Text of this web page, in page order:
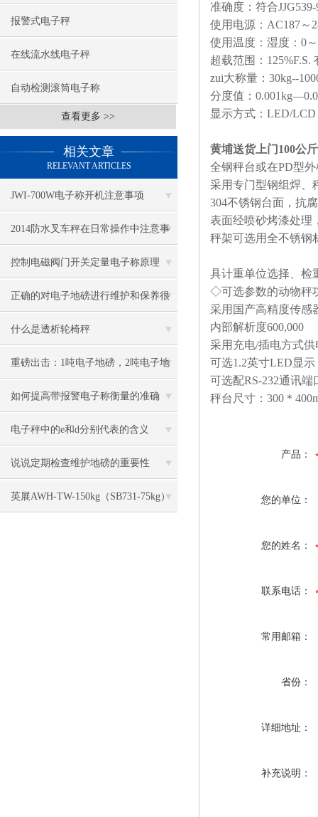
报警式电子秤
在线流水线电子秤
自动检测滚筒电子称
查看更多 >>
相关文章
RELEVANT ARTICLES
JWI-700W电子称开机注意事项
2014防水叉车秤在日常操作中注意事
项
控制电磁阀门开关定量电子称原理
正确的对电子地磅进行维护和保养很
有必要
什么是透析轮椅秤
重磅出击：1吨电子地磅，2吨电子地
磅秤，3吨地磅低价狂甩
如何提高带报警电子称衡量的准确
度？
电子秤中的e和d分别代表的含义
说说定期检查维护地磅的重要性
英展AWH-TW-150kg（SB731-75kg）
准确度：符合
使用电源： AC187～
使用温度：湿度： 0～
超载范围： 125%F.S.
zui大称量： 30kg--
分度值： 0.001kg—
显示方式： LED/LCD
黄埔送货上门100公
全钢秤台或在PD型
采用专门型钢组焊、
304不锈钢台面，抗
表面经喷砂烤漆处理
秤架可选用全不锈钢
具计重单位选择、检
◇可选参数的动物秤
采用国产高精度传感
内部解析度600,000
采用充电/插电方式
可选1.2英寸LED显示
可选配RS-232通讯端
秤台尺寸： 300 ＊
产品：
您的单位：
您的姓名：
联系电话：
常用邮箱：
省份：
详细地址：
补充说明：